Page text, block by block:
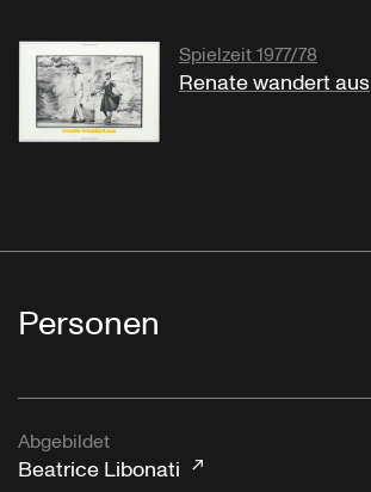
Spielzeit 1977/78
Renate wandert aus
Personen
Abgebildet
Beatrice Libonati